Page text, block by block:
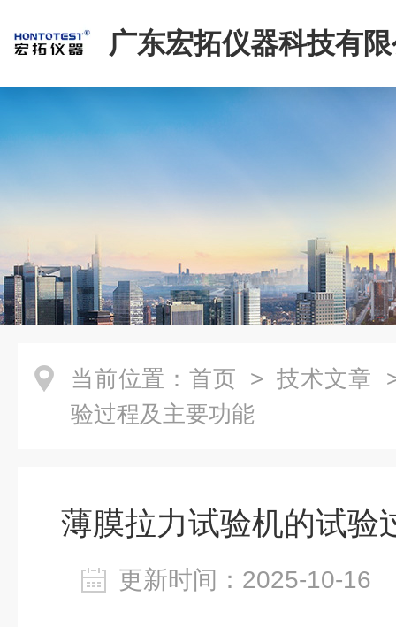
广东宏拓仪器科技有
当前位置： 首页 > 技术文章
验过程及主要功能
薄膜拉力试验机的试验
更新时间：2025-10-